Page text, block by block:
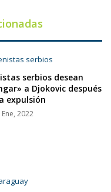
serbios desean
a Djokovic después
expulsión
Ene, 2022